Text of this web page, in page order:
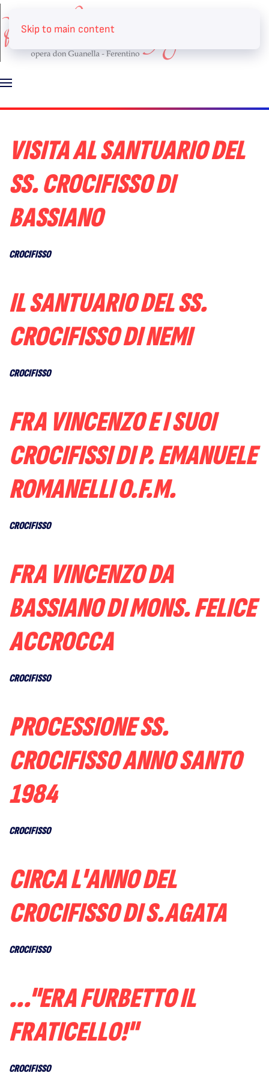
Skip to main content
VISITA AL SANTUARIO DEL
SS. CROCIFISSO DI
BASSIANO
CROCIFISSO
IL SANTUARIO DEL SS.
CROCIFISSO DI NEMI
CROCIFISSO
FRA VINCENZO E I SUOI
CROCIFISSI DI P. EMANUELE
ROMANELLI O.F.M.
CROCIFISSO
FRA VINCENZO DA
BASSIANO DI MONS. FELICE
ACCROCCA
CROCIFISSO
PROCESSIONE SS.
CROCIFISSO ANNO SANTO
1984
CROCIFISSO
CIRCA L'ANNO DEL
CROCIFISSO DI S.AGATA
CROCIFISSO
..."ERA FURBETTO IL
FRATICELLO!"
CROCIFISSO